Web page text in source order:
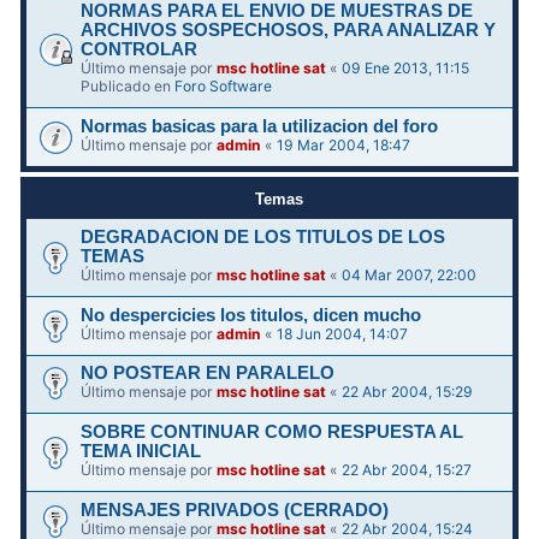
NORMAS PARA EL ENVIO DE MUESTRAS DE
ARCHIVOS SOSPECHOSOS, PARA ANALIZAR Y
CONTROLAR
Último mensaje pormsc hotline sat «09 Ene 2013, 11:15
Publicado en Foro Software
Normas basicas para la utilizacion del foro
Último mensaje poradmin «19 Mar 2004, 18:47
Temas
DEGRADACION DE LOS TITULOS DE LOS
TEMAS
Último mensaje pormsc hotline sat «04 Mar 2007, 22:00
No despercicies los titulos, dicen mucho
Último mensaje poradmin «18 Jun 2004, 14:07
NO POSTEAR EN PARALELO
Último mensaje pormsc hotline sat « 22 Abr 2004, 15:29
SOBRE CONTINUAR COMO RESPUESTA AL
TEMA INICIAL
Último mensaje pormsc hotline sat « 22 Abr 2004, 15:27
MENSAJES PRIVADOS (CERRADO)
Último mensaje pormsc hotline sat « 22 Abr 2004, 15:24